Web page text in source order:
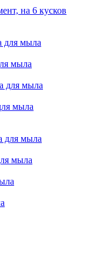
на 6 кусков
мыла
мыла
мыла